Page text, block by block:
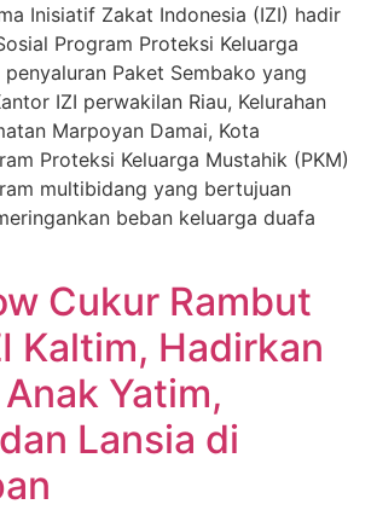
Inisiatif Zakat Indonesia (IZI) hadir
Program Proteksi Keluarga
Paket Sembako yang
IZI perwakilan Riau, Kelurahan
Marpoyan Damai, Kota
Proteksi Keluarga Mustahik (PKM)
multibidang yang bertujuan
beban keluarga duafa
Cukur Rambut
Kaltim, Hadirkan
Yatim,
Lansia di